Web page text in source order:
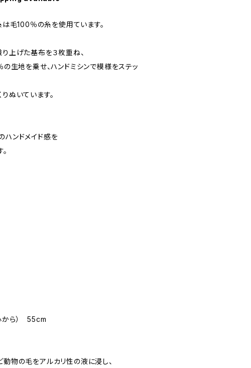
毛100％の糸を使用ています。
上げた基布を３枚重ね、
生地を乗せ、ハンドミシンで模様をステッ
ぬいています。
ハンドメイド感を
から） 55cm
物の毛をアルカリ性の液に浸し、